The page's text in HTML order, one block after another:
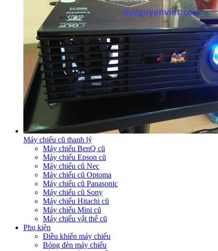
Máy chiếu cũ thanh lý
Máy chiếu BenQ cũ
Máy chiếu Epson cũ
Máy chiếu cũ Nec
Máy chiếu cũ Optoma
Máy chiếu cũ Panasonic
Máy chiếu cũ Sony
Máy chiếu Hitachi cũ
Máy chiếu Mini cũ
Máy chiếu vật thể cũ
Phụ kiện
Điều khiển máy chiếu
Bóng đèn máy chiếu